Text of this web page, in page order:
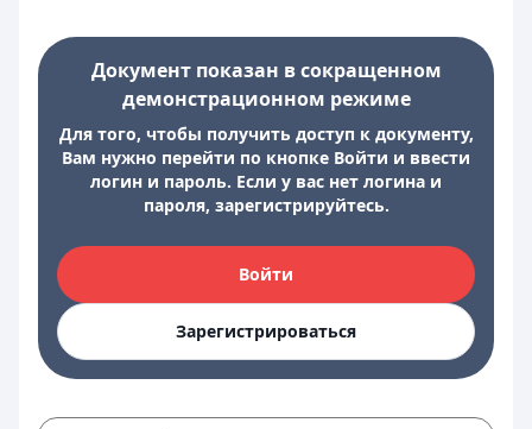
Документ показан в сокращенном
демонстрационном режиме
Для того, чтобы получить доступ к документу,
Вам нужно перейти по кнопке Войти и ввести
логин и пароль. Если у вас нет логина и
пароля, зарегистрируйтесь.
Войти
Зарегистрироваться